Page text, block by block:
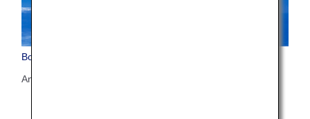
Boeing 767-300ER (763)
Anzahl der Sitzplätze: 202